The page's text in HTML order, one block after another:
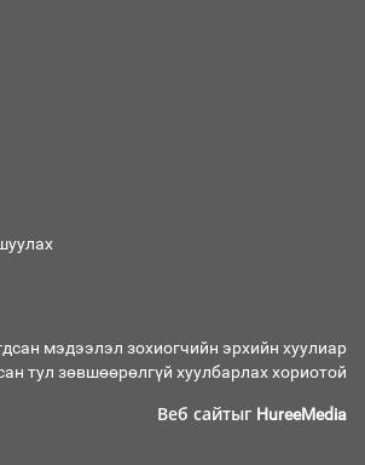
Аймгуудад баригдаж буй ДЦС-ын
төслийг үргэлжүүлэх чиглэл өглөө
мэдээлэл зохиогчийн эрхийн хуулиар
тул зөвшөөрөлгүй хуулбарлах хориотой
Веб сайтыг HureeMedia